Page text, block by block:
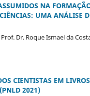
NA
UMA ANÁLISE
Dr. Roque Ismael da
CIENTISTAS EM
2021)